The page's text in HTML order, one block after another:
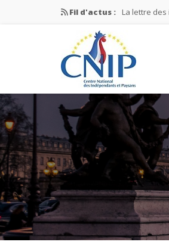
Fil d'actus : La lettre
La lettre des
Mission
La lettre des